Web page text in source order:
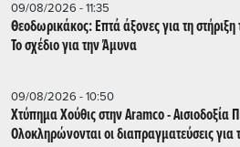
09/08/2026 - 11:35
Θεοδωρικάκος: Επτά άξονες για τη
Το σχέδιο για την Άμυνα
09/08/2026 - 10:50
Χτύπημα Χούθις στην Aramco - Aισιοδοξία
Ολοκληρώνονται οι διαπραγματεύσεις για